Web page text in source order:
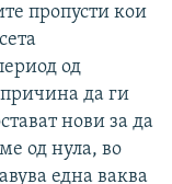
пропусти кои
од
да ги
нови за да
од нула, во
една ваква